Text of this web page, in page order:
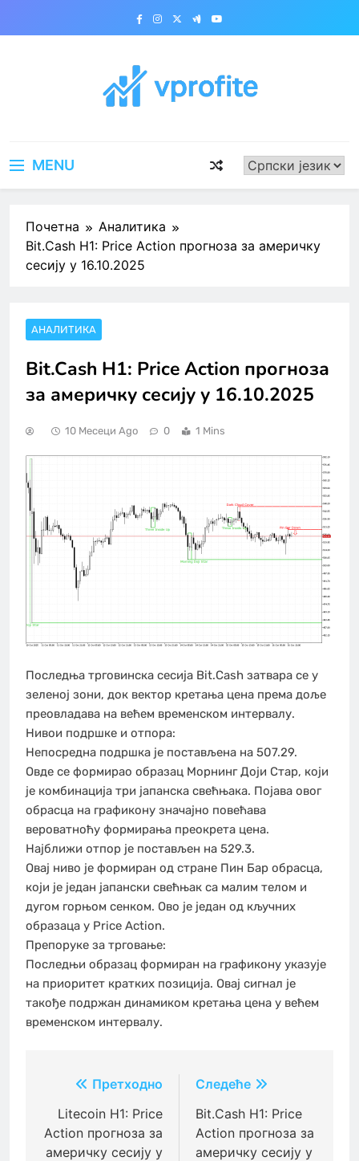
MENU
Почетна
Аналитика
Bit.Cash H1: Price Action прогноза за америчку
сесију у 16.10.2025
АНАЛИТИКА
Bit.Cash H1: Price Action прогноза
за америчку сесију у 16.10.2025
10 Месеци Ago 0 1 Mins
Последња трговинска сесија Bit.Cash затвара се у
зеленој зони, док вектор кретања цена према доље
преовладава на већем временском интервалу.
Нивои подршке и отпора:
Непосредна подршка је постављена на 507.29.
Овде се формирао образац Морнинг Доји Стар, који
је комбинација три јапанска свећњака. Појава овог
обрасца на графикону значајно повећава
вероватноћу формирања преокрета цена.
Најближи отпор је постављен на 529.3.
Овај ниво је формиран од стране Пин Бар обрасца,
који је један јапански свећњак са малим телом и
дугом горњом сенком. Ово је један од кључних
образаца у Price Action.
Препоруке за трговање:
Последњи образац формиран на графикону указује
на приоритет кратких позиција. Овај сигнал је
такође подржан динамиком кретања цена у већем
временском интервалу.
Кретање
чланка
Претходно
Litecoin H1: Price
Action прогноза за
америчку сесију у
Следеће
Bit.Cash H1: Price
Action прогноза за
америчку сесију у